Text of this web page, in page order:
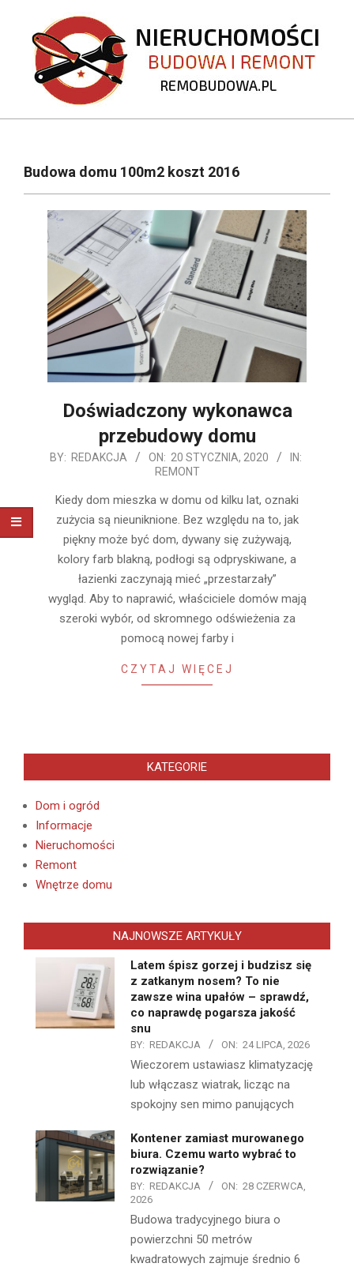
content
REMOBUDOWA.PL
NavigationBudowa domu 100m2 koszt 2016
Doświadczony wykonawca
przebudowy domu
2020-
20
BY: REDAKCJA ON: 20 STYCZNIA, 2020
IN:
REMONT
Kiedy dom mieszka w domu od kilku lat, oznaki
zużycia są nieuniknione. Bez względu na to, jak
piękny może być dom, dywany się zużywają,
kolory farb blakną, podłogi są odpryskiwane, a
łazienki zaczynają mieć „przestarzały”
wygląd. Aby to naprawić, właściciele domów mają
szeroki wybór, od skromnego odświeżenia za
pomocą nowej farby i
CZYTAJ WIĘCEJ
KATEGORIE
Dom i ogród
Informacje
Nieruchomości
Remont
Wnętrze domu
NAJNOWSZE ARTYKUŁY
Latem śpisz gorzej i budzisz się
z zatkanym nosem? To nie
zawsze wina upałów – sprawdź,
co naprawdę pogarsza jakość
snu
BY: REDAKCJA ON: 24 LIPCA, 2026
Wieczorem ustawiasz klimatyzację
lub włączasz wiatrak, licząc na
spokojny sen mimo panujących
Kontener zamiast murowanego
biura. Czemu warto wybrać to
rozwiązanie?
BY: REDAKCJA ON: 28 CZERWCA,
2026
Budowa tradycyjnego biura o
powierzchni 50 metrów
kwadratowych zajmuje średnio 6